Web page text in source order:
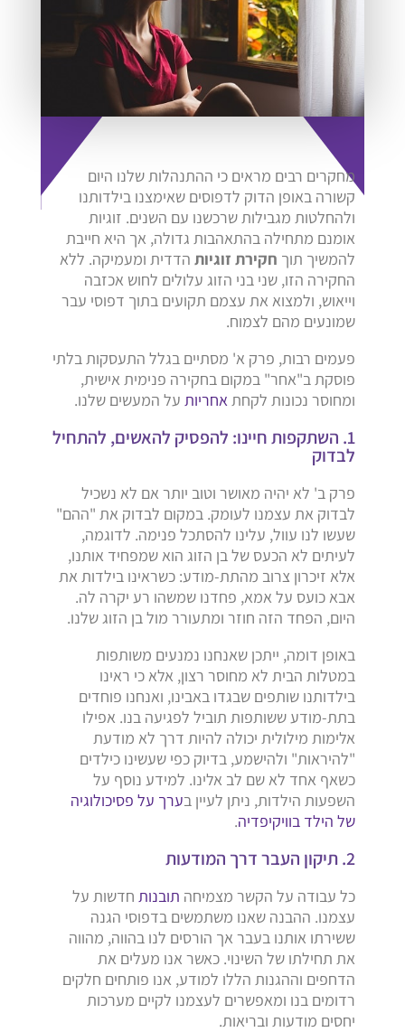
מחקרים רבים מראים כי ההתנהלות שלנו היום
קשורה באופן הדוק לדפוסים שאימצנו בילדותנו
ולהחלטות מגבילות שרכשנו עם השנים. זוגיות
אומנם מתחילה בהתאהבות גדולה, אך היא חייבת
להמשיך תוך חקירת זוגיותהדדית ומעמיקה. ללא
החקירה הזו, שני בני הזוג עלולים לחוש אכזבה
וייאוש, ולמצוא את עצמם תקועים בתוך דפוסי עבר
שמונעים מהם לצמוח.
פעמים רבות, פרק א' מסתיים בגלל התעסקות בלתי
פוסקת ב"אחר" במקום בחקירה פנימית אישית,
ומחוסר נכונות לקחתאחריותעל המעשים שלנו.
1. השתקפות חיינו: להפסיק להאשים, להתחיל
לבדוק
פרק ב' לא יהיה מאושר וטוב יותר אם לא נשכיל
לבדוק את עצמנו לעומק. במקום לבדוק את "ההם"
שעשו לנו עוול, עלינו להסתכל פנימה. לדוגמה,
לעיתים לא הכעס של בן הזוג הוא שמפחיד אותנו,
אלא זיכרון צרוב מהתת-מודע: כשראינו בילדות את
אבא כועס על אמא, פחדנו שמשהו רע יקרה לה.
היום, הפחד הזה חוזר ומתעורר מול בן הזוג שלנו.
באופן דומה, ייתכן שאנחנו נמנעים משותפות
במטלות הבית לא מחוסר רצון, אלא כי ראינו
בילדותנו שותפים שבגדו באבינו, ואנחנו פוחדים
בתת-מודע ששותפות תוביל לפגיעה בנו. אפילו
אלימות מילולית יכולה להיות דרך לא מודעת
"להיראות" ולהישמע, בדיוק כפי שעשינו כילדים
כשאף אחד לא שם לב אלינו. למידע נוסף על
השפעות הילדות, ניתן לעיין בערך על פסיכולוגיה
של הילד בוויקיפדיה.
2. תיקון העבר דרך המודעות
כל עבודה על הקשר מצמיחה תובנותחדשות על
עצמנו. ההבנה שאנו משתמשים בדפוסי הגנה
ששירתו אותנו בעבר אך הורסים לנו בהווה, מהווה
את תחילתו של השינוי. כאשר אנו מעלים את
הדחפים וההגנות הללו למודע, אנו פותחים חלקים
רדומים בנו ומאפשרים לעצמנו לקיים מערכות
יחסים מודעות ובריאות.